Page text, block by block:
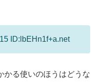
ID:lbEHn1f+a.net
かる使いのほうはどうな